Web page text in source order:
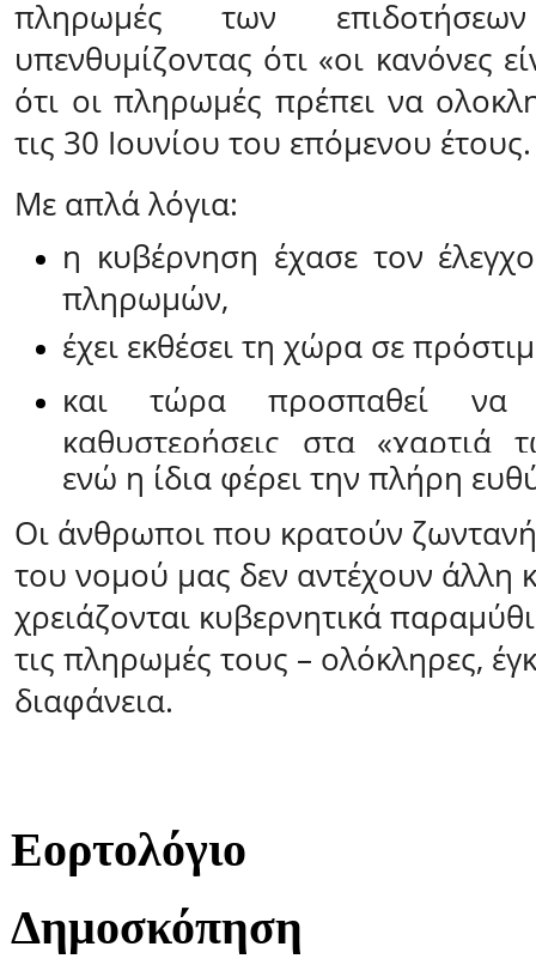
πληρωμές των
υπενθυμίζοντας ότι «οι κανόνες
ότι οι πληρωμές πρέπει να
τις 30 Ιουνίου του επόμενου έτους.
Με απλά λόγια:
η κυβέρνηση έχασε τον
πληρωμών,
έχει εκθέσει τη χώρα σε
και τώρα προσπαθεί να
καθυστερήσεις στα «χαρτιά
ενώ η ίδια φέρει την πλήρη
Οι άνθρωποι που κρατούν
του νομού μας δεν αντέχουν άλλη
χρειάζονται κυβερνητικά
τις πληρωμές τους – ολόκληρες,
διαφάνεια.
Εορτολόγιο
Δημοσκόπηση